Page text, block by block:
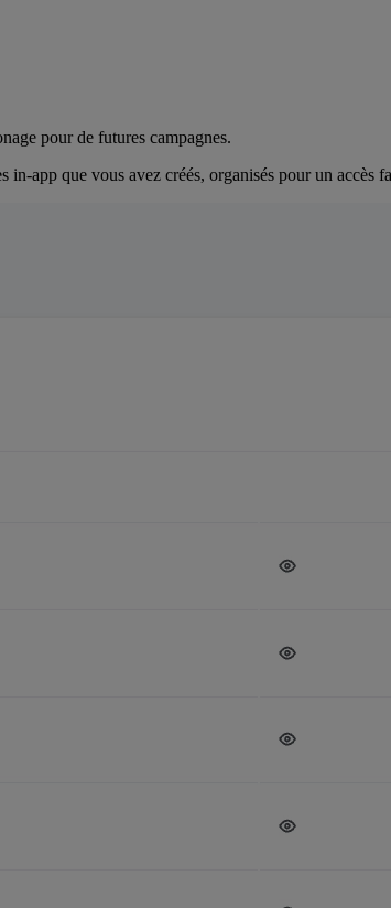
pour de futures campagnes.
in-app que vous avez créés, organisés pour un accès